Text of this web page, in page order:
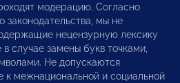
модерацию. Согласно
законодательства, мы не
нецензурную лексику
случае замены букв точками,
Не допускаются
межнациональной и социальной